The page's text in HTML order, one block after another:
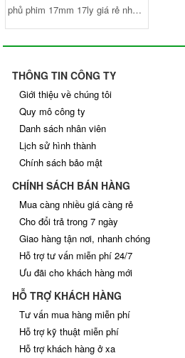
phủ phim 17mm 17ly giá rẻ nhất
thị trường. Kích thước Dài
1220mm x Rộng 2440mm. Ruột
Lực ép: 155 tấn/m3, Keo chống
thấm nước WBP, Melamin và
Phenol. Xử lý 4 cạnh : Sơn keo
chống thấm nước. Loại phim :
Dynea màu đen nhập khẩu Hàn
Quốc, Singapore và Malaysia.
THÔNG TIN CÔNG TY
Giới thiệu về chúng tôi
Quy mô công ty
Danh sách nhân viên
Lịch sử hình thành
Chính sách bảo mật
CHÍNH SÁCH BÁN HÀNG
Mua càng nhiều giá càng rẻ
Cho đổi trả trong 7 ngày
Giao hàng tận nơi, nhanh chóng
Hỗ trợ tư vấn miễn phí 24/7
Ưu đãi cho khách hàng mới
HỖ TRỢ KHÁCH HÀNG
Tư vấn mua hàng miễn phí
Hỗ trợ kỹ thuật miễn phí
Hỗ trợ khách hàng ở xa